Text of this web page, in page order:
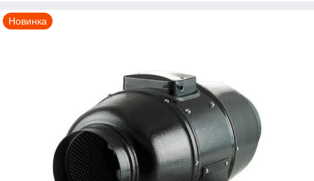
Новинка